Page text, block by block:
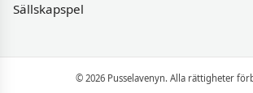
Sällskapspel
© 2026 Pusselavenyn. Alla rättigheter